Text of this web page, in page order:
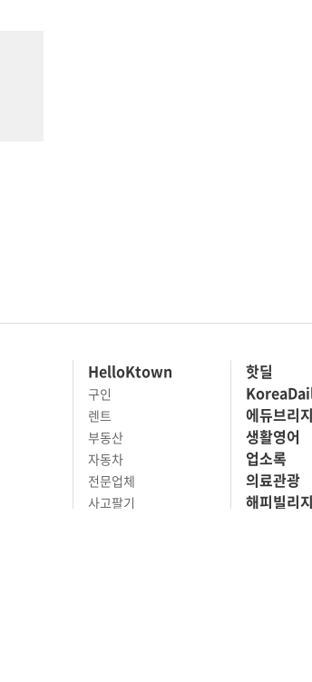
HelloKtown
구인
렌트
부동산
자동차
핫딜
에듀브리지
생활영어
업소록